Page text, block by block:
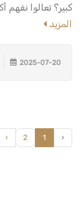
كبير؟ تعالوا نفهم
المزيد
2025-07-20
‹
1
2
›